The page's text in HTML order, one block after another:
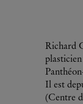
Richard
Il est
(Centre